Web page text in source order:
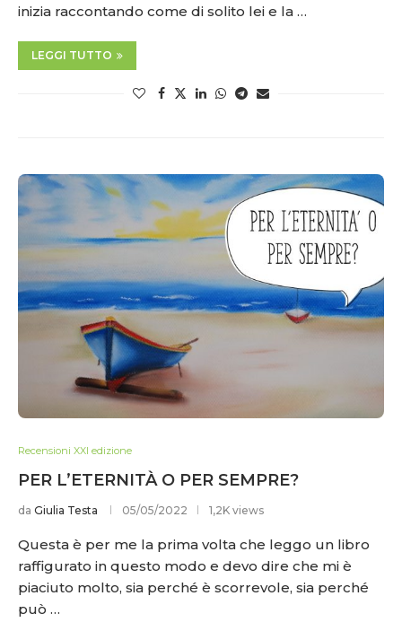
inizia raccontando come di solito lei e la …
LEGGI TUTTO
Recensioni XXI edizione
PER L’ETERNITÀ O PER SEMPRE?
da Giulia Testa 05/05/2022 1,2K views
Questa è per me la prima volta che leggo un libro
raffigurato in questo modo e devo dire che mi è
piaciuto molto, sia perché è scorrevole, sia perché
può …